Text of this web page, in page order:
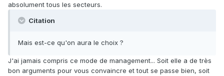
absolument tous les secteurs.
Citation
Mais est-ce qu'on aura le choix ?
J'ai jamais compris ce mode de management... Soit elle a de très
bon arguments pour vous convaincre et tout se passe bien, soit